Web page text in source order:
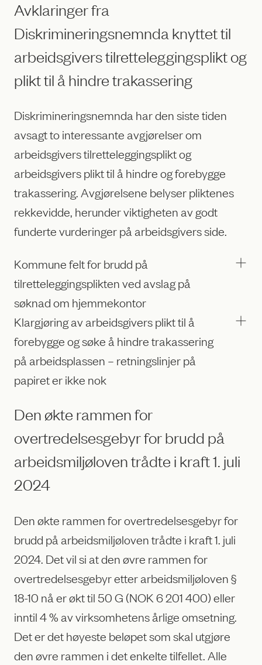
Avklaringer fra
Diskrimineringsnemnda knyttet til
arbeidsgivers tilretteleggingsplikt og
plikt til å hindre trakassering
Diskrimineringsnemnda har den siste tiden
avsagt to interessante avgjørelser om
arbeidsgivers tilretteleggingsplikt og
arbeidsgivers plikt til å hindre og forebygge
trakassering. Avgjørelsene belyser pliktenes
rekkevidde, herunder viktigheten av godt
funderte vurderinger på arbeidsgivers side.
Kommune felt for brudd på
tilretteleggingsplikten ved avslag på
søknad om hjemmekontor
Klargjøring av arbeidsgivers plikt til å
forebygge og søke å hindre trakassering
på arbeidsplassen – retningslinjer på
papiret er ikke nok
Den økte rammen for
overtredelsesgebyr for brudd på
arbeidsmiljøloven trådte i kraft 1. juli
2024
Den økte rammen for overtredelsesgebyr for
brudd på arbeidsmiljøloven trådte i kraft 1. juli
2024. Det vil si at den øvre rammen for
overtredelsesgebyr etter arbeidsmiljøloven §
18-10 nå er økt til 50 G (NOK 6 201 400) eller
inntil 4 % av virksomhetens årlige omsetning.
Det er det høyeste beløpet som skal utgjøre
den øvre rammen i det enkelte tilfellet. Alle